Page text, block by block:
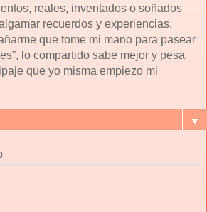
reales, inventados o soñados
recuerdos y experiencias.
que tome mi mano para pasear
lo compartido sabe mejor y pesa
que yo misma empiezo mi
▼